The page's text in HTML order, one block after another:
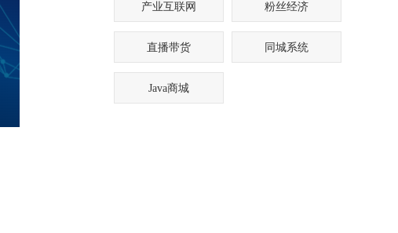
产业互联网 粉丝经济
直播带货 同城系统
Java商城